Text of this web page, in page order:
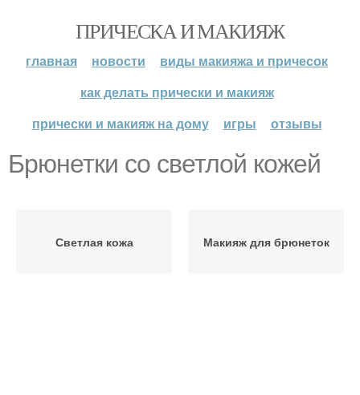
ПРИЧЕСКА И МАКИЯЖ
главная новости
виды макияжа и причесок
как делать прически и макияж
прически и макияж на дому
игры отзывы
Брюнетки со светлой кожей
Светлая кожа Макияж для брюнеток